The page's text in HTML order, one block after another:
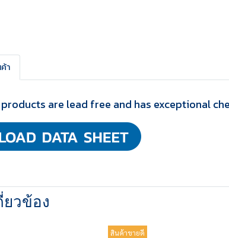
า
products are lead free and has exceptional
วข้อง
สินค้าขายดี